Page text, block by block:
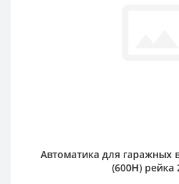
Автоматика для гаражных
(600H) рейка